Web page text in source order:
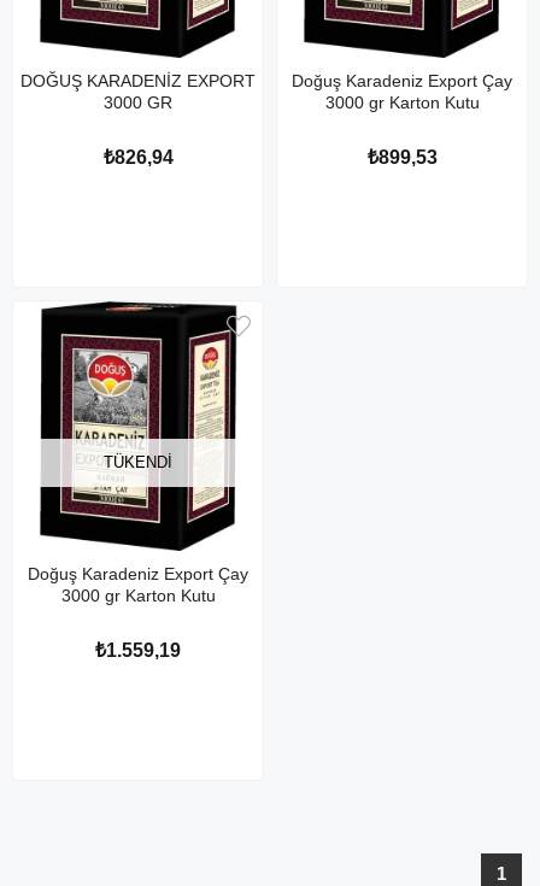
DOĞUŞ KARADENİZ EXPORT
3000 GR
₺826,94
Doğuş Karadeniz Export Çay
3000 gr Karton Kutu
₺899,53
TÜKENDI
Doğuş Karadeniz Export Çay
3000 gr Karton Kutu
₺1.559,19
1